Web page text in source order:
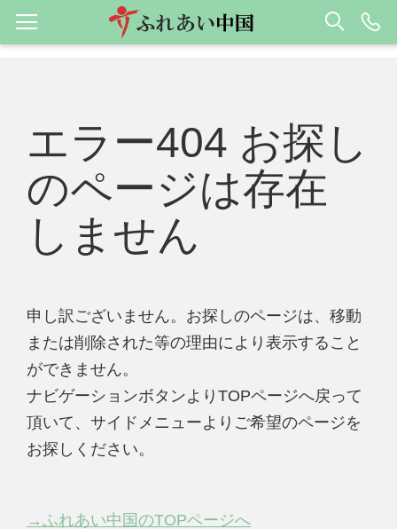
エラー404 お探し
のページは存在
しません
申し訳ございません。お探しのページは、移動
または削除された等の理由により表示すること
ができません。
ナビゲーションボタンよりTOPページへ戻って
頂いて、サイドメニューよりご希望のページを
お探しください。
→ふれあい中国のTOPページへ